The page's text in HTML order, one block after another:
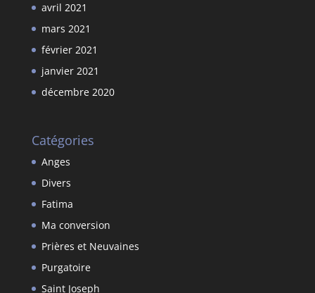
avril 2021
mars 2021
février 2021
janvier 2021
décembre 2020
Catégories
Anges
Divers
Fatima
Ma conversion
Prières et Neuvaines
Purgatoire
Saint Joseph